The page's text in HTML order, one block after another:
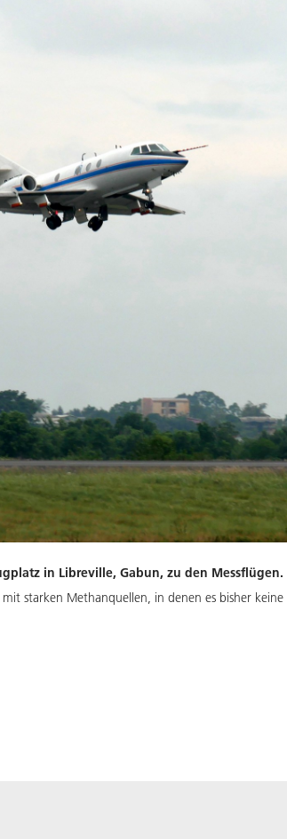
in Libreville, Gabun, zu den Messflügen.
starken Methanquellen, in denen es bisher